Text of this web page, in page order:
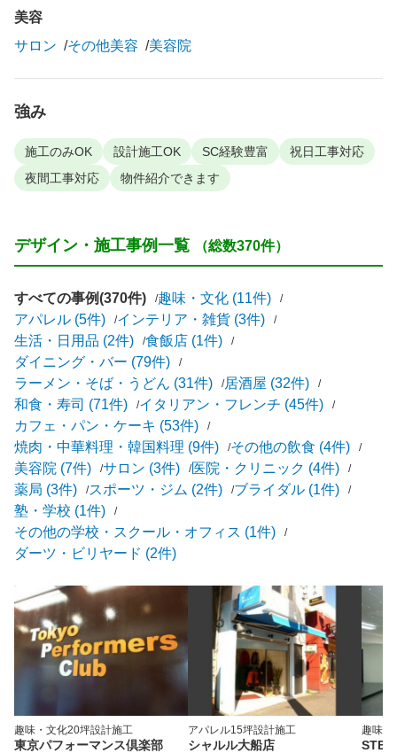
美容
サロン
その他美容 美容院
強み
施工のみOK 設計施工OK SC経験豊富
祝日工事対応
夜間工事対応
物件紹介できます
デザイン・施工事例一覧 （総数370件）
すべての事例(370件)
趣味・文化 (11件)
アパレル (5件)
インテリア・雑貨 (3件)
生活・日用品 (2件)
食飯店 (1件)
ダイニング・バー (79件)
ラーメン・そば・うどん (31件)
居酒屋 (32件)
和食・寿司 (71件)
イタリアン・フレンチ (45件)
カフェ・パン・ケーキ (53件)
焼肉・中華料理・韓国料理 (9件)
その他の飲食 (4件)
美容院 (7件)
サロン (3件)
医院・クリニック (4件)
薬局 (3件)
スポーツ・ジム (2件)
ブライダル (1件)
塾・学校 (1件)
その他の学校・スクール・オフィス (1件)
ダーツ・ビリヤード (2件)
趣味・文化20坪設計施工
東京パフォーマンス倶楽部
アパレル15坪設計施工
シャルル大船店
趣味・
STEP